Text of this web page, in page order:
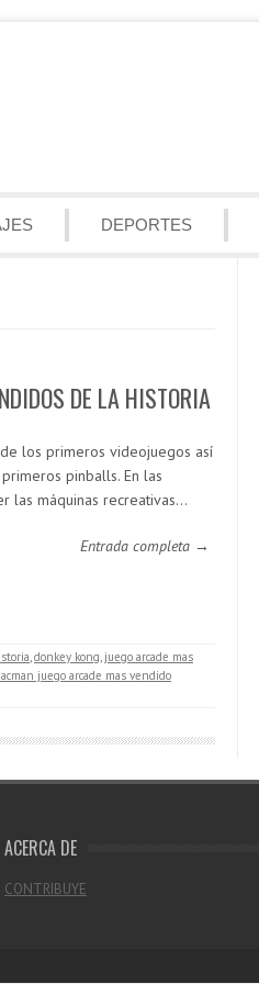
DEPORTES
DE LA HISTORIA
los primeros videojuegos así
pinballs. En las
las máquinas recreativas…
Entrada completa →
,donkey kong, juego arcade mas
juego arcade mas vendido
ACERCA DE
CONTRIBUYE